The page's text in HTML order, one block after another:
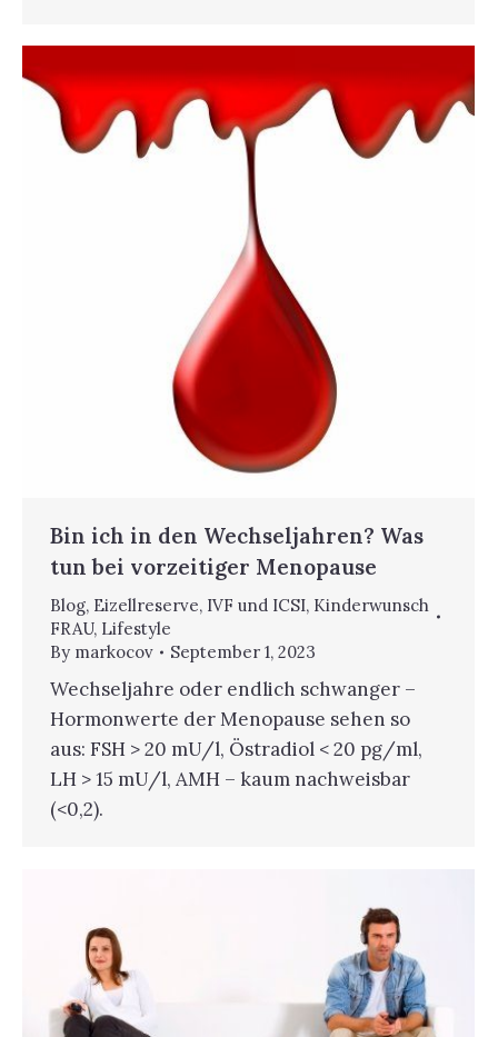
Bin ich in den Wechseljahren? Was
tun bei vorzeitiger Menopause
Blog, Eizellreserve, IVF und ICSI, Kinderwunsch
FRAU, Lifestyle
By markocov September 1, 2023
Wechseljahre oder endlich schwanger –
Hormonwerte der Menopause sehen so
aus: FSH > 20 mU/l, Östradiol < 20 pg/ml,
LH > 15 mU/l, AMH – kaum nachweisbar
(<0,2).